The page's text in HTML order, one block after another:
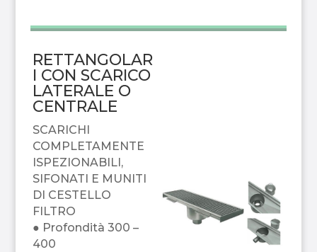
RETTANGOLAR
I CON SCARICO
LATERALE O
CENTRALE
SCARICHI
COMPLETAMENTE
ISPEZIONABILI,
SIFONATI E MUNITI
DI CESTELLO
FILTRO
● Profondità 300 –
400